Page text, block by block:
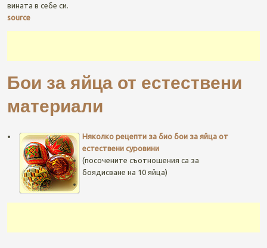
вината в себе си.
source
Бои за яйца от естествени
материали
Няколко рецепти за био бои за яйца от
естествени суровини
(посочените съотношения са за
боядисване на 10 яйца)